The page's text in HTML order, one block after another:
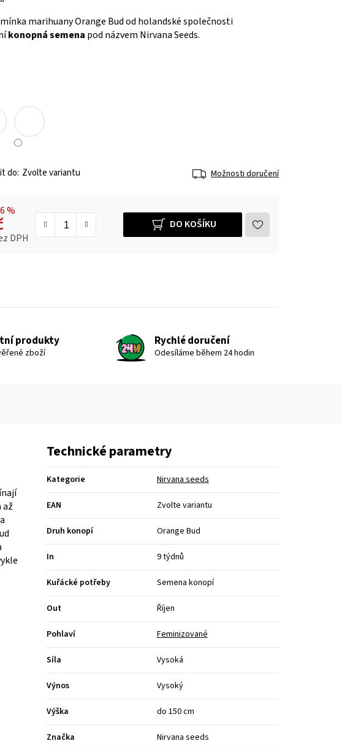
marihuany Orange Bud od holandské společnosti
konopná semena pod názvem Nirvana Seeds.
Zvolte variantu Možnosti doručení
%
DPH
DO KOŠÍKU
produkty
zboží
Rychlé doručení
Odesíláme během 24 hodin
až
Technické parametry
Kategorie Nirvana seeds
EAN Zvolte variantu
Druh konopí Orange Bud
In 9 týdnů
Kuřácké potřeby Semena konopí
Out Říjen
Pohlaví Feminizované
Síla Vysoká
Výnos Vysoký
Výška do 150 cm
Značka Nirvana seeds